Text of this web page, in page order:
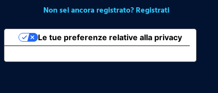
Non sei ancora registrato? Registrati
Le tue preferenze relative alla privacy